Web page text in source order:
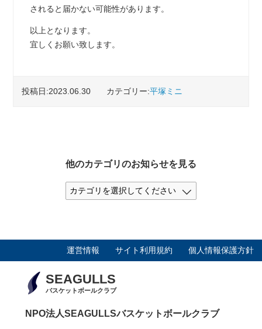
されると届かない可能性があります。
以上となります。
宜しくお願い致します。
投稿日:2023.06.30 カテゴリー:平塚ミニ
他のカテゴリのお知らせを見る
運営情報 サイト利用規約 個人情報保護方針
SEAGULLS
バスケットボールクラブ
NPO法人SEAGULLSバスケットボールクラブ